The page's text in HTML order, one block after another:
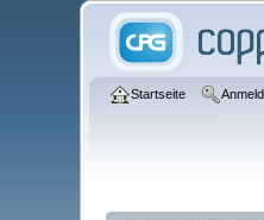
Startseite